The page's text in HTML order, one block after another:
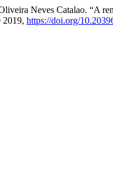
Neves Catalao. “A
2019, https://doi.org/